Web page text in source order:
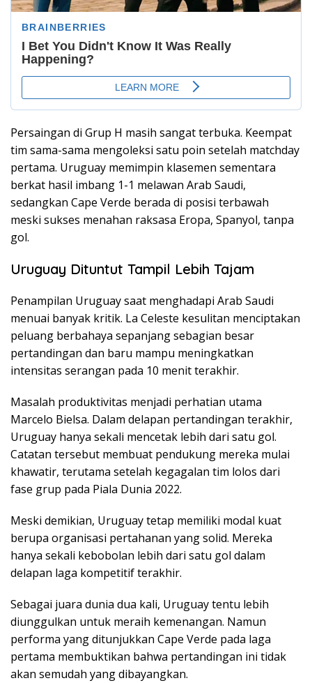
Persaingan di Grup H masih sangat terbuka. Keempat
tim sama-sama mengoleksi satu poin setelah matchday
pertama. Uruguay memimpin klasemen sementara
berkat hasil imbang 1-1 melawan Arab Saudi,
sedangkan Cape Verde berada di posisi terbawah
meski sukses menahan raksasa Eropa, Spanyol, tanpa
gol.
Uruguay Dituntut Tampil Lebih Tajam
Penampilan Uruguay saat menghadapi Arab Saudi
menuai banyak kritik. La Celeste kesulitan menciptakan
peluang berbahaya sepanjang sebagian besar
pertandingan dan baru mampu meningkatkan
intensitas serangan pada 10 menit terakhir.
Masalah produktivitas menjadi perhatian utama
Marcelo Bielsa. Dalam delapan pertandingan terakhir,
Uruguay hanya sekali mencetak lebih dari satu gol.
Catatan tersebut membuat pendukung mereka mulai
khawatir, terutama setelah kegagalan tim lolos dari
fase grup pada Piala Dunia 2022.
Meski demikian, Uruguay tetap memiliki modal kuat
berupa organisasi pertahanan yang solid. Mereka
hanya sekali kebobolan lebih dari satu gol dalam
delapan laga kompetitif terakhir.
Sebagai juara dunia dua kali, Uruguay tentu lebih
diunggulkan untuk meraih kemenangan. Namun
performa yang ditunjukkan Cape Verde pada laga
pertama membuktikan bahwa pertandingan ini tidak
akan semudah yang dibayangkan.